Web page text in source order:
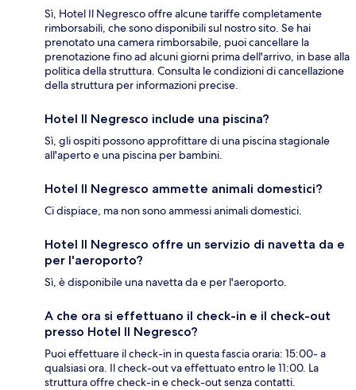
Sì, Hotel Il Negresco offre alcune tariffe completamente
rimborsabili, che sono disponibili sul nostro sito. Se hai
prenotato una camera rimborsabile, puoi cancellare la
prenotazione fino ad alcuni giorni prima dell'arrivo, in base alla
politica della struttura. Consulta le condizioni di cancellazione
della struttura per informazioni precise.
Hotel Il Negresco include una piscina?
Sì, gli ospiti possono approfittare di una piscina stagionale
all'aperto e una piscina per bambini.
Hotel Il Negresco ammette animali domestici?
Ci dispiace, ma non sono ammessi animali domestici.
Hotel Il Negresco offre un servizio di navetta da e
per l'aeroporto?
Sì, è disponibile una navetta da e per l'aeroporto.
A che ora si effettuano il check-in e il check-out
presso Hotel Il Negresco?
Puoi effettuare il check-in in questa fascia oraria: 15:00- a
qualsiasi ora. Il check-out va effettuato entro le 11:00. La
struttura offre check-in e check-out senza contatti.